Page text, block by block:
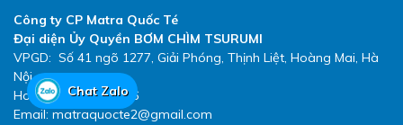
Công ty CP Matra Quốc Té
Đại diện Ủy Quyền BƠM CHÌM TSURUMI
VPGD: Số 41 ngõ 1277, Giải Phóng, Thịnh Liệt, Hoàng Mai, Hà
Nội
Hotline: 0983.480.896
Email: matraquocte2@gmail.com
Chat Zalo